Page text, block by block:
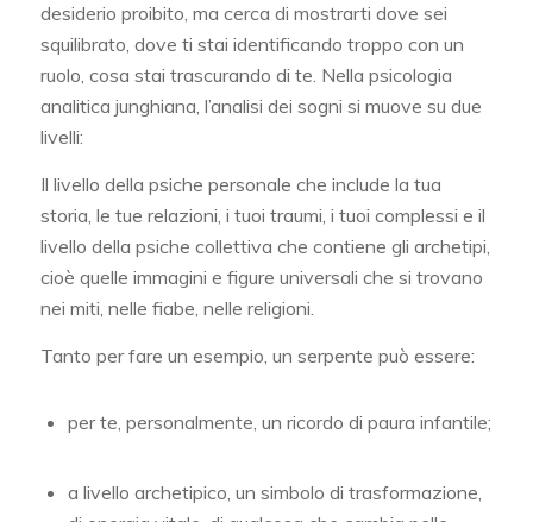
desiderio proibito, ma cerca di mostrarti dove sei
squilibrato, dove ti stai identificando troppo con un
ruolo, cosa stai trascurando di te. Nella psicologia
analitica junghiana, l’analisi dei sogni si muove su due
livelli:
Il livello della psiche personale che include la tua
storia, le tue relazioni, i tuoi traumi, i tuoi complessi e il
livello della psiche collettiva che contiene gli archetipi,
cioè quelle immagini e figure universali che si trovano
nei miti, nelle fiabe, nelle religioni.
Tanto per fare un esempio, un serpente può essere:
per te, personalmente, un ricordo di paura infantile;
a livello archetipico, un simbolo di trasformazione,